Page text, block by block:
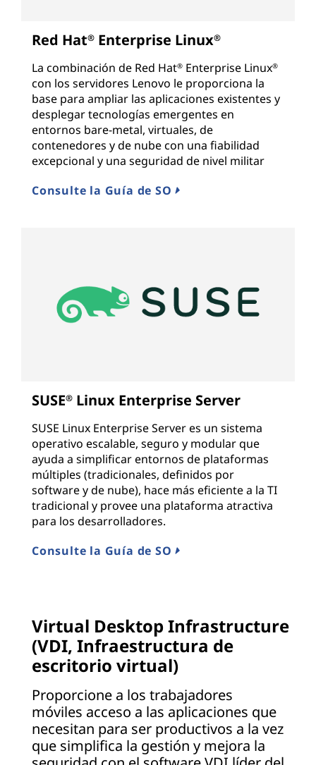
Red Hat® Enterprise Linux®
La combinación de Red Hat® Enterprise Linux®
con los servidores Lenovo le proporciona la
base para ampliar las aplicaciones existentes y
desplegar tecnologías emergentes en
entornos bare-metal, virtuales, de
contenedores y de nube con una fiabilidad
excepcional y una seguridad de nivel militar
Consulte la Guía de SO
SUSE® Linux Enterprise Server
SUSE Linux Enterprise Server es un sistema
operativo escalable, seguro y modular que
ayuda a simplificar entornos de plataformas
múltiples (tradicionales, definidos por
software y de nube), hace más eficiente a la TI
tradicional y provee una plataforma atractiva
para los desarrolladores.
Consulte la Guía de SO
Virtual Desktop Infrastructure
(VDI, Infraestructura de
escritorio virtual)
Proporcione a los trabajadores
móviles acceso a las aplicaciones que
necesitan para ser productivos a la vez
que simplifica la gestión y mejora la